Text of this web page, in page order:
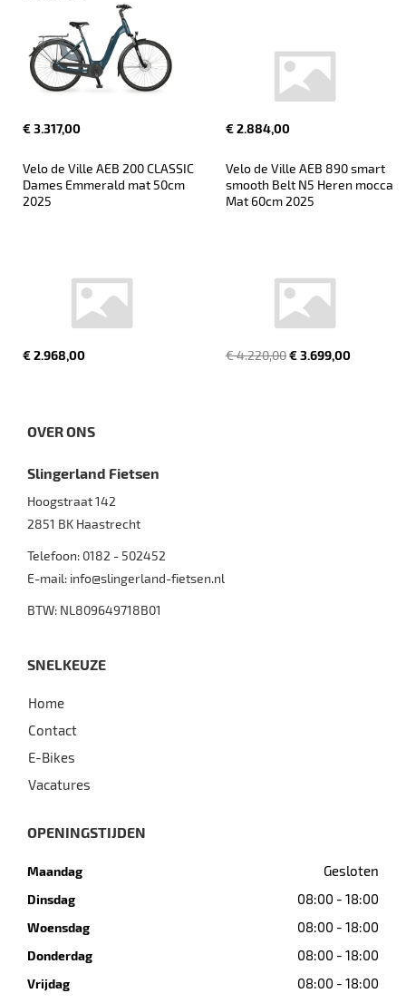
€ 3.317,00 € 2.884,00
Velo de Ville AEB 200 CLASSIC
Dames Emmerald mat 50cm
2025
€ 2.968,00
Velo de Ville AEB 890 smart
smooth Belt N5 Heren mocca
Mat 60cm 2025
€ 4.220,00€ 3.699,00
OVER ONS
Slingerland Fietsen
Hoogstraat 142
2851 BK Haastrecht
Telefoon: 0182 - 502452
E-mail: info@slingerland-fietsen.nl
BTW: NL809649718B01
SNELKEUZE
Home
Contact
E-Bikes
Vacatures
OPENINGSTIJDEN
Maandag Gesloten
Dinsdag 08:00 - 18:00
Woensdag 08:00 - 18:00
Donderdag 08:00 - 18:00
Vrijdag 08:00 - 18:00